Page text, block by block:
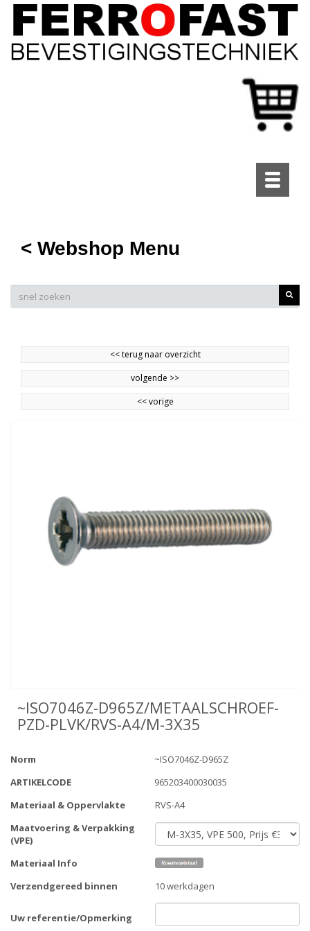
Toggle
< Webshop Menu
<<terug naar overzicht
volgende >>
<<vorige
~ISO7046Z-D965Z/METAALSCHROEF-
PZD-PLVK/RVS-A4/M-3X35
Norm
~ISO7046Z-D965Z
ARTIKELCODE
965203400030035
Materiaal & Oppervlakte
RVS-A4
Maatvoering & Verpakking
(VPE)
Materiaal Info
Verzendgereed binnen
10 werkdagen
Uw referentie/Opmerking